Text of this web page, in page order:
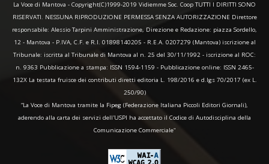
La Voce di Mantova - Copyright(C)1999-2019 Vidiemme Soc. Coop TUTTI I DIRITTI SONO
RISERVATI. NESSUNA RIPRODUZIONE PERMESSA SENZA AUTORIZZAZIONE Direttore
responsabile: Alessio Tarpini Amministrazione, Direzione e Redazione: piazza Sordello,
12 - Mantova - P.IVA, C.F. e R.I. 01898140205 - R.E.A. 0207279 (Mantova) iscrizione al
Tribunale: iscritta al Tribunale di Mantova al n. 25 del 30/11/1992 - iscrizione al ROC:
n. 9363 Pubblicazione a stampa: ISSN 1594-1159 - Pubblicazione online: ISSN 2465-
132X La testata fruisce dei contributi diretti editoria L. 198/2016 e d.lgs 70/2017 (ex L.
250/90)
“La Voce di Mantova tramite la Fipeg (Federazione Italiana Piccoli Editori Giornali),
aderendo alla carta dei servizi dell'USPI ha accettato il Codice di Autodisciplina della
Comunicazione Commerciale"